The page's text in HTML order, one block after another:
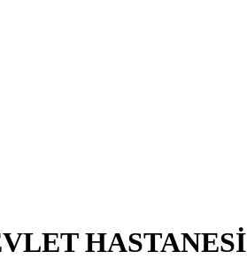
HASTANESİ